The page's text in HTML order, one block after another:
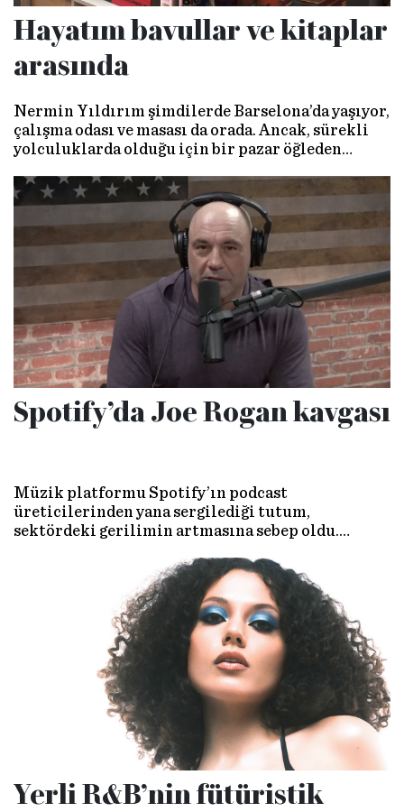
Hayatım bavullar ve kitaplar
arasında
Nermin Yıldırım şimdilerde Barselona’da yaşıyor,
çalışma odası ve masası da orada. Ancak, sürekli
yolculuklarda olduğu için bir pazar öğleden
buluşabiliyoruz.
Spotify’da Joe Rogan kavgası
Müzik platformu Spotify’ın podcast
üreticilerinden yana sergilediği tutum,
sektördeki gerilimin artmasına sebep oldu.
müzisyenler geçim sıkıntısı yaşamaya devam
Yerli R&B’nin fütüristik